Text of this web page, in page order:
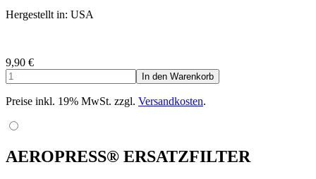
Hergestellt in: USA
9,90 €
Preise inkl. 19% MwSt. zzgl. Versandkosten.
AEROPRESS® ERSATZFILTER